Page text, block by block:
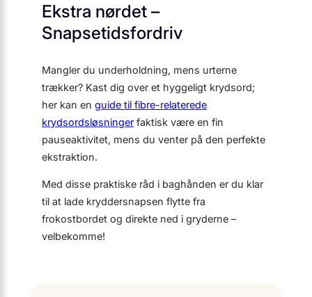
Ekstra nørdet –
Snapsetidsfordriv
Mangler du underholdning, mens urterne
trækker? Kast dig over et hyggeligt krydsord;
her kan en guide til fibre-relaterede
krydsordsløsninger faktisk være en fin
pauseaktivitet, mens du venter på den perfekte
ekstraktion.
Med disse praktiske råd i baghånden er du klar
til at lade kryddersnapsen flytte fra
frokostbordet og direkte ned i gryderne –
velbekomme!